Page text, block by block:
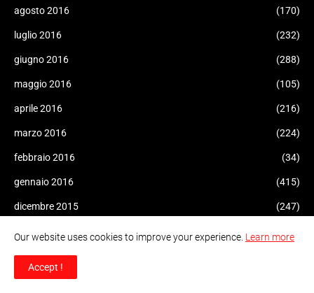
agosto 2016 (170)
luglio 2016 (232)
giugno 2016 (288)
maggio 2016 (105)
aprile 2016 (216)
marzo 2016 (224)
febbraio 2016 (34)
gennaio 2016 (415)
dicembre 2015 (247)
novembre 2015
ottobre 2015
settembre 2015
Our website uses cookies to improve your experience. Learn more
Accept !